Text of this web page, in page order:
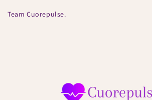
Team Cuorepulse.